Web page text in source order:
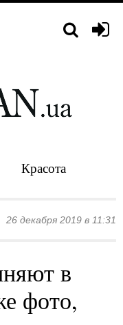
Красота
26 декабря 2019 в 11:31
в
фото,